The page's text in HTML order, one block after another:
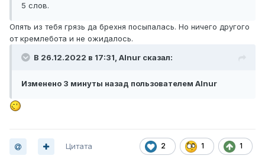
5 слов.
Опять из тебя грязь да брехня посыпалась. Но ничего другого
от кремлебота и не ожидалось.
В 26.12.2022 в 17:31, Alnur сказал:
Изменено 3 минуты назад пользователем Alnur
2 1 1
Цитата